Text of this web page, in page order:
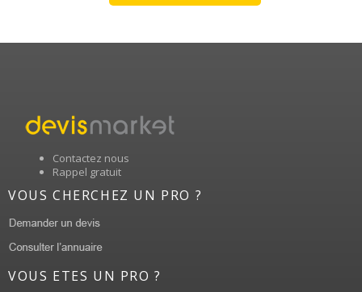
Contactez nous
Rappel gratuit
VOUS CHERCHEZ UN PRO ?
VOUS ETES UN PRO ?